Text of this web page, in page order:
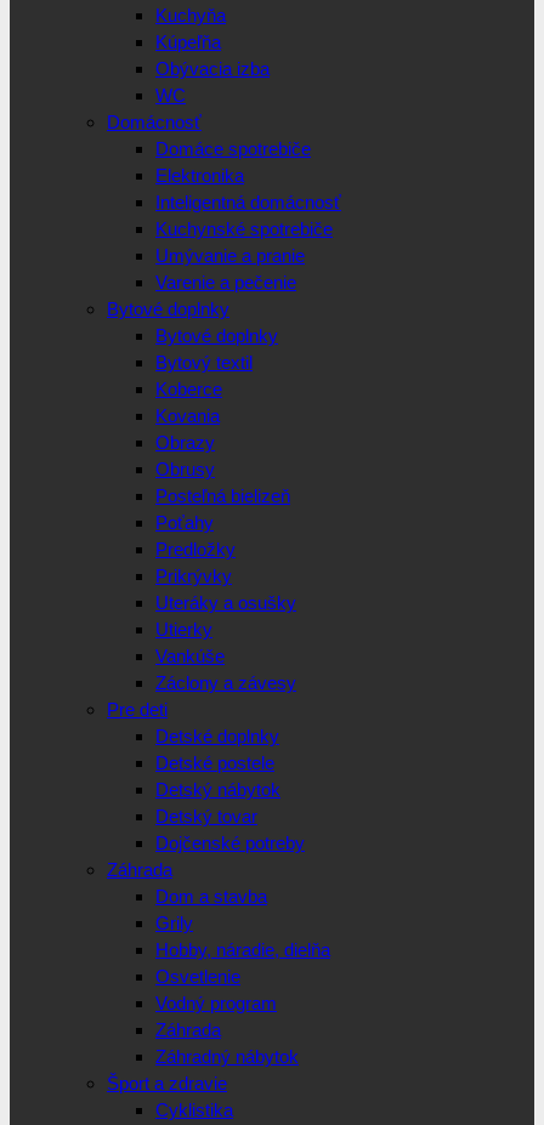
Kuchyňa
Kúpeľňa
Obývacia izba
WC
Domácnosť
Domáce spotrebiče
Elektronika
Inteligentná domácnosť
Kuchynské spotrebiče
Umývanie a pranie
Varenie a pečenie
Bytové doplnky
Bytové doplnky
Bytový textil
Koberce
Kovania
Obrazy
Obrusy
Posteľná bielizeň
Poťahy
Predložky
Prikrývky
Uteráky a osušky
Utierky
Vankúše
Záclony a závesy
Pre deti
Detské doplnky
Detské postele
Detský nábytok
Detský tovar
Dojčenské potreby
Záhrada
Dom a stavba
Grily
Hobby, náradie, dielňa
Osvetlenie
Vodný program
Záhrada
Záhradný nábytok
Šport a zdravie
Cyklistika